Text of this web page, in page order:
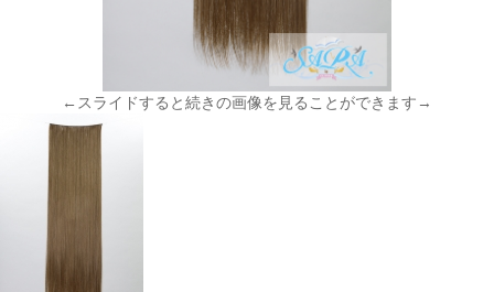
←スライドすると続きの画像を見ることができます→